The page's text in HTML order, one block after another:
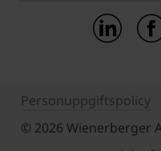
Personuppgiftspolicy
© 2026 Wienerberger